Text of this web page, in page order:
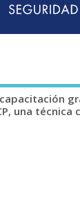
una técnica